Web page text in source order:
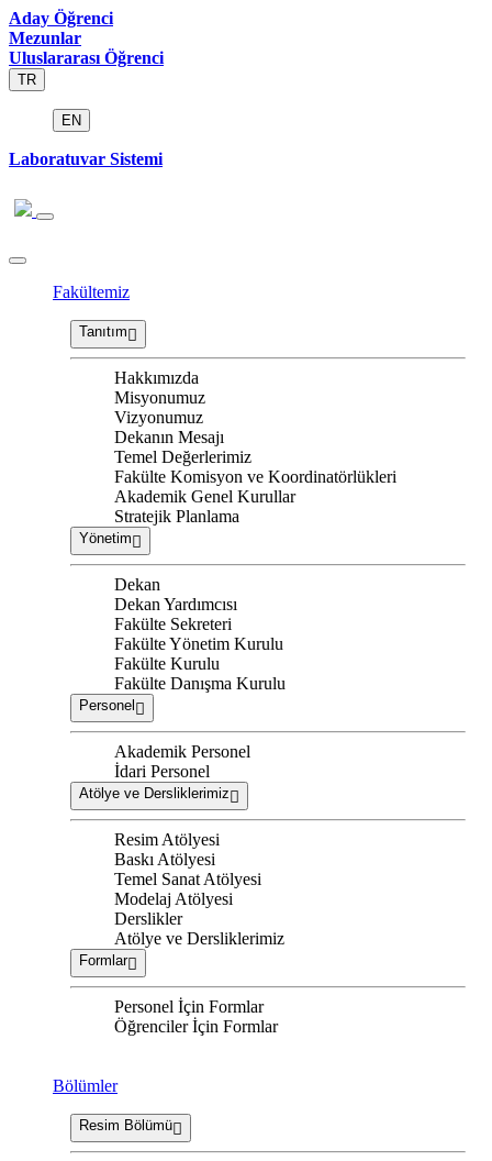
Aday Öğrenci
Mezunlar
Uluslararası Öğrenci
TR
EN
Laboratuvar Sistemi
Fakültemiz
Tanıtım
Hakkımızda
Misyonumuz
Vizyonumuz
Dekanın Mesajı
Temel Değerlerimiz
Fakülte Komisyon ve Koordinatörlükleri
Akademik Genel Kurullar
Stratejik Planlama
Yönetim
Dekan
Dekan Yardımcısı
Fakülte Sekreteri
Fakülte Yönetim Kurulu
Fakülte Kurulu
Fakülte Danışma Kurulu
Personel
Akademik Personel
İdari Personel
Atölye ve Dersliklerimiz
Resim Atölyesi
Baskı Atölyesi
Temel Sanat Atölyesi
Modelaj Atölyesi
Derslikler
Atölye ve Dersliklerimiz
Formlar
Personel İçin Formlar
Öğrenciler İçin Formlar
Bölümler
Resim Bölümü